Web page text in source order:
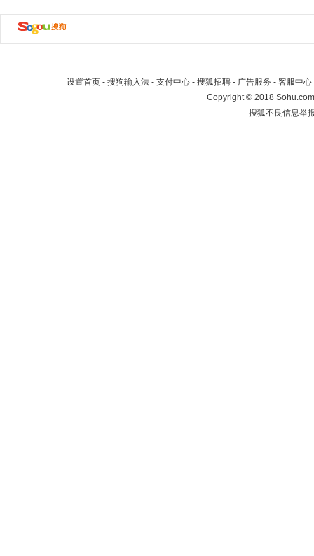
设置首页 - 搜狗输入法 - 支付中心 - 搜狐招聘 - 广告服务 - 客服中心
Copyright©2018
搜狐不良信息举